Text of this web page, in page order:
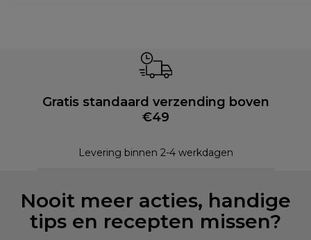
Gratis standaard verzending boven
€49
Levering binnen 2-4 werkdagen
Nooit meer acties, handige
tips en recepten missen?